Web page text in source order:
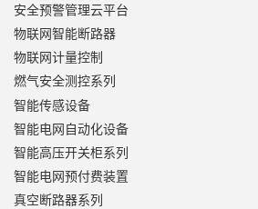
安全预警管理云平台
物联网智能断路器
物联网计量控制
燃气安全测控系列
智能传感设备
智能电网自动化设备
智能高压开关柜系列
智能电网预付费装置
真空断路器系列